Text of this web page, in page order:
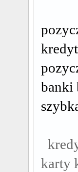
banki
karty